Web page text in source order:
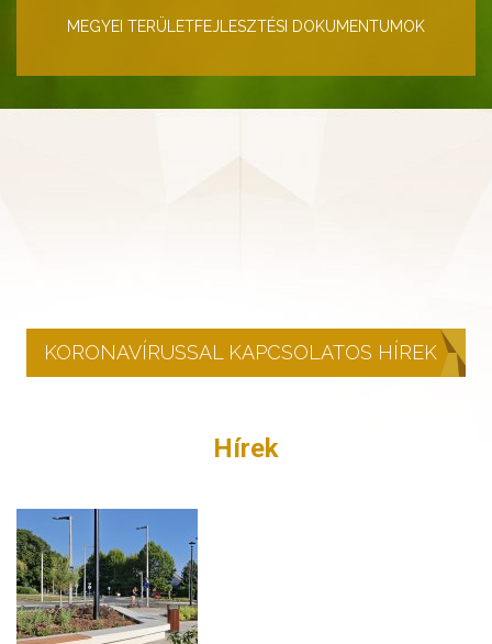
MEGYEI TERÜLETFEJLESZTÉSI DOKUMENTUMOK
KORONAVÍRUSSAL KAPCSOLATOS HÍREK
Hírek